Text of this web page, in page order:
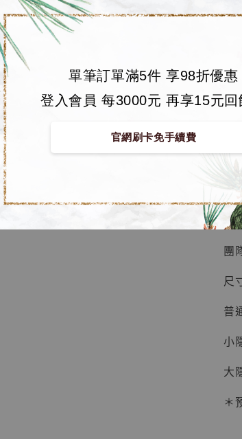
單筆訂單滿5件 享98折優惠
登入會員 每3000元 再享15元回
官網刷卡免手續費
🏝
【
■
團
尺
普
小
大
＊